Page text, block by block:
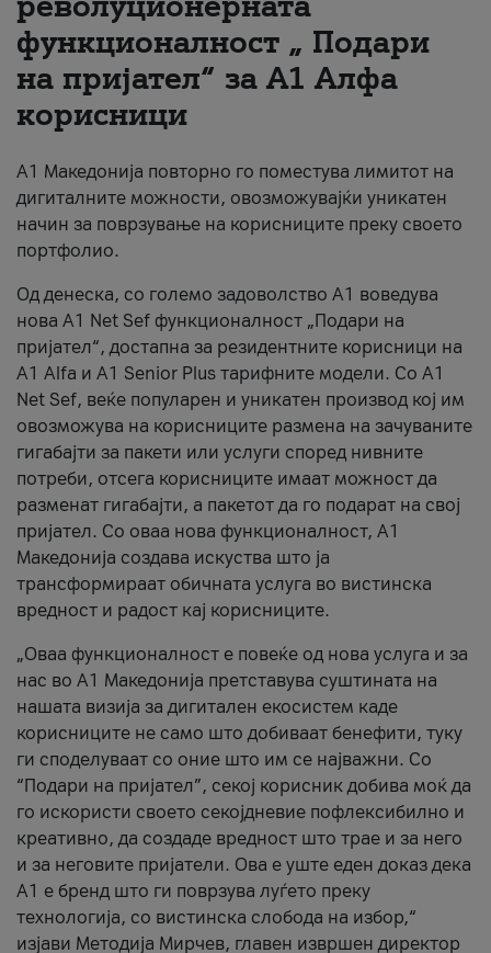
За нас
#ПодобарОнлајн
функционалност „ Подари
на пријател“ за А1 Алфа
корисници
А1 Македонија повторно го поместува лимитот на
дигиталните можности, овозможувајќи уникатен
начин за поврзување на корисниците преку своето
портфолио.
Од денеска, со големо задоволство А1 воведува
нова A1 Net Sef функционалност „Подари на
пријател“, достапна за резидентните корисници на
А1 Alfa и A1 Senior Plus тарифните модели. Со A1
Net Sef, веќе популарен и уникатен производ кој им
овозможува на корисниците размена на зачуваните
гигабајти за пакети или услуги според нивните
потреби, отсега корисниците имаат можност да
разменат гигабајти, а пакетот да го подарат на свој
пријател. Со оваа нова функционалност, А1
Македонија создава искуства што ја
трансформираат обичната услуга во вистинска
вредност и радост кај корисниците.
„Оваа функционалност е повеќе од нова услуга и за
нас во А1 Македонија претставува суштината на
нашата визија за дигитален екосистем каде
корисниците не само што добиваат бенефити, туку
ги споделуваат со оние што им се најважни. Со
“Подари на пријател”, секој корисник добива моќ да
го искористи своето секојдневие пофлексибилно и
креативно, да создаде вредност што трае и за него
и за неговите пријатели. Ова е уште еден доказ дека
А1 е бренд што ги поврзува луѓето преку
технологија, со вистинска слобода на избор,“
изјави Методија Мирчев, главен извршен директор